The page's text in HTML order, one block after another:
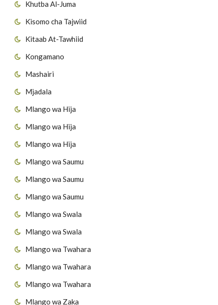
Khutba Al-Juma
Kisomo cha Tajwiid
Kitaab At-Tawhiid
Kongamano
Mashairi
Mjadala
Mlango wa Hija
Mlango wa Hija
Mlango wa Hija
Mlango wa Saumu
Mlango wa Saumu
Mlango wa Saumu
Mlango wa Swala
Mlango wa Swala
Mlango wa Twahara
Mlango wa Twahara
Mlango wa Twahara
Mlango wa Zaka